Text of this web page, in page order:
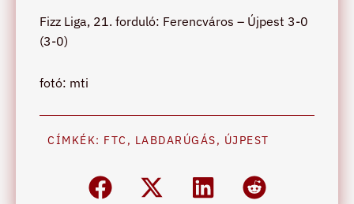
Fizz Liga, 21. forduló: Ferencváros – Újpest 3-0
(3-0)
fotó: mti
CÍMKÉK: FTC , LABDARÚGÁS, ÚJPEST